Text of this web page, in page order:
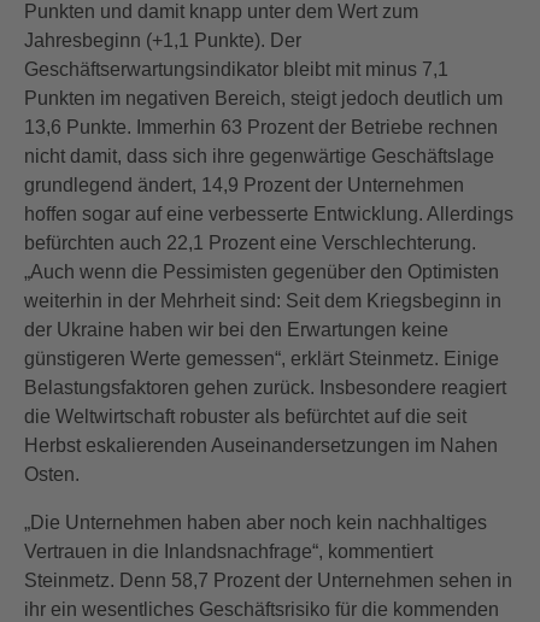
Punkten und damit knapp unter dem Wert zum
Jahresbeginn (+1,1 Punkte). Der
Geschäftserwartungsindikator bleibt mit minus 7,1
Punkten im negativen Bereich, steigt jedoch deutlich um
13,6 Punkte. Immerhin 63 Prozent der Betriebe rechnen
nicht damit, dass sich ihre gegenwärtige Geschäftslage
grundlegend ändert, 14,9 Prozent der Unternehmen
hoffen sogar auf eine verbesserte Entwicklung. Allerdings
befürchten auch 22,1 Prozent eine Verschlechterung.
„Auch wenn die Pessimisten gegenüber den Optimisten
weiterhin in der Mehrheit sind: Seit dem Kriegsbeginn in
der Ukraine haben wir bei den Erwartungen keine
günstigeren Werte gemessen“, erklärt Steinmetz. Einige
Belastungsfaktoren gehen zurück. Insbesondere reagiert
die Weltwirtschaft robuster als befürchtet auf die seit
Herbst eskalierenden Auseinandersetzungen im Nahen
Osten.
„Die Unternehmen haben aber noch kein nachhaltiges
Vertrauen in die Inlandsnachfrage“, kommentiert
Steinmetz. Denn 58,7 Prozent der Unternehmen sehen in
ihr ein wesentliches Geschäftsrisiko für die kommenden